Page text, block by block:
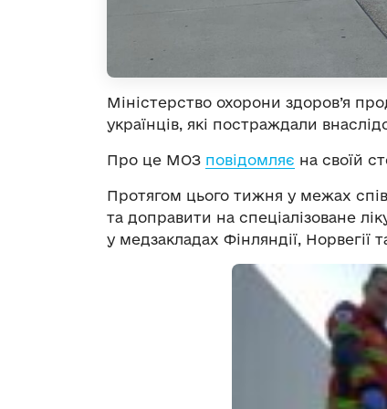
Міністерство охорони здоров’я
українців, які постраждали
Про це МОЗ повідомляє на своїй
Протягом цього тижня у межах
та доправити на спеціалізоване
у медзакладах Фінляндії, Норвегії